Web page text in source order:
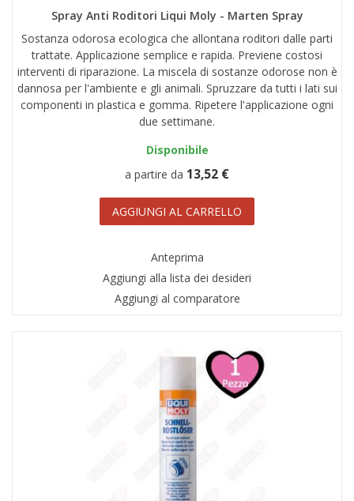
Spray Anti Roditori Liqui Moly - Marten Spray
Sostanza odorosa ecologica che allontana roditori dalle parti
trattate. Applicazione semplice e rapida. Previene costosi
interventi di riparazione. La miscela di sostanze odorose non è
dannosa per l'ambiente e gli animali. Spruzzare da tutti i lati sui
componenti in plastica e gomma. Ripetere l'applicazione ogni
due settimane.
Disponibile
a partire da 13,52 €
AGGIUNGI AL CARRELLO
Anteprima
Aggiungi alla lista dei desideri
Aggiungi al comparatore